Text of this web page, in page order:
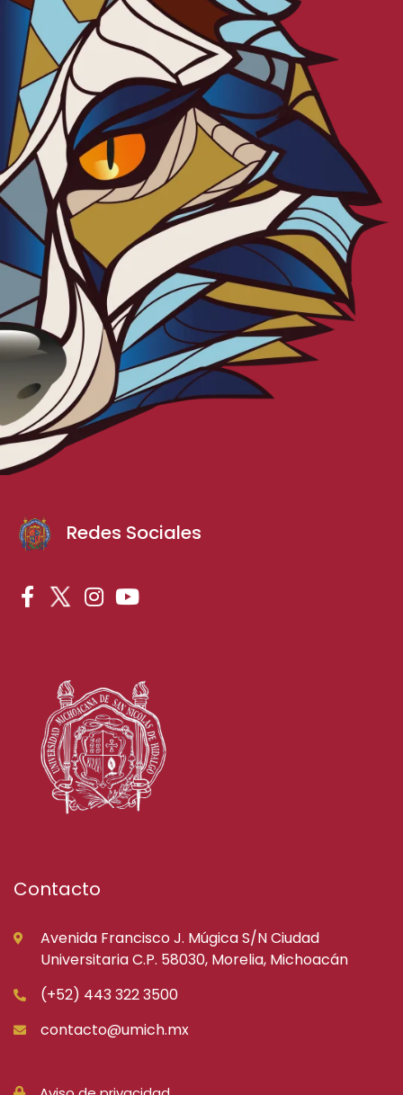
Redes Sociales
Contacto
Avenida Francisco J. Múgica S/N Ciudad
Universitaria C.P. 58030, Morelia, Michoacán
(+52) 443 322 3500
contacto@umich.mx